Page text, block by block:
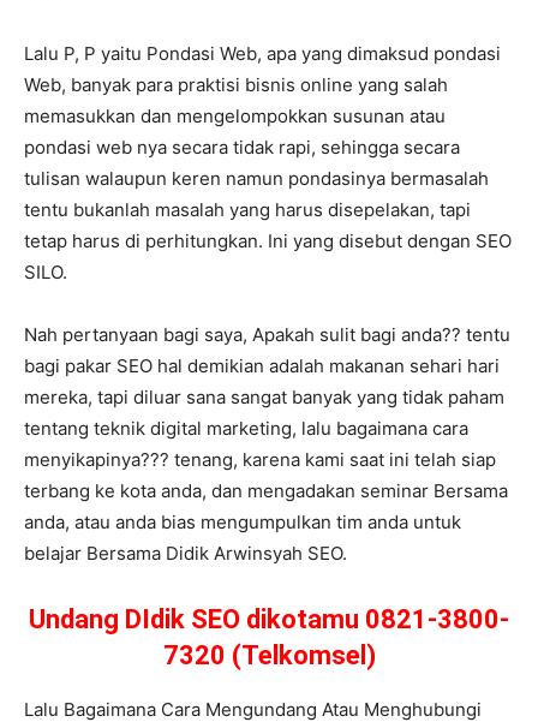
Lalu P, P yaitu Pondasi Web, apa yang dimaksud pondasi
Web, banyak para praktisi bisnis online yang salah
memasukkan dan mengelompokkan susunan atau
pondasi web nya secara tidak rapi, sehingga secara
tulisan walaupun keren namun pondasinya bermasalah
tentu bukanlah masalah yang harus disepelakan, tapi
tetap harus di perhitungkan. Ini yang disebut dengan SEO
SILO.
Nah pertanyaan bagi saya, Apakah sulit bagi anda?? tentu
bagi pakar SEO hal demikian adalah makanan sehari hari
mereka, tapi diluar sana sangat banyak yang tidak paham
tentang teknik digital marketing, lalu bagaimana cara
menyikapinya??? tenang, karena kami saat ini telah siap
terbang ke kota anda, dan mengadakan seminar Bersama
anda, atau anda bias mengumpulkan tim anda untuk
belajar Bersama Didik Arwinsyah SEO.
Undang DIdik SEO dikotamu 0821-3800-
7320 (Telkomsel)
Lalu Bagaimana Cara Mengundang Atau Menghubungi